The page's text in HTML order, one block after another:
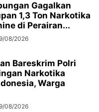
Gagalkan
1,3 Ton Narkotika
di Perairan...
08/2026
Bareskrim Polri
Narkotika
Warga
08/2026